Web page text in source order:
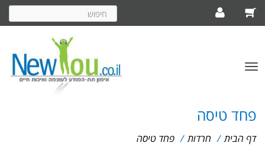
חיפוש
באתר
פתח/סגור
פחד טיסה
דף הבית / חרדות / פחד טיסה